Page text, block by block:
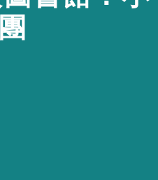
團